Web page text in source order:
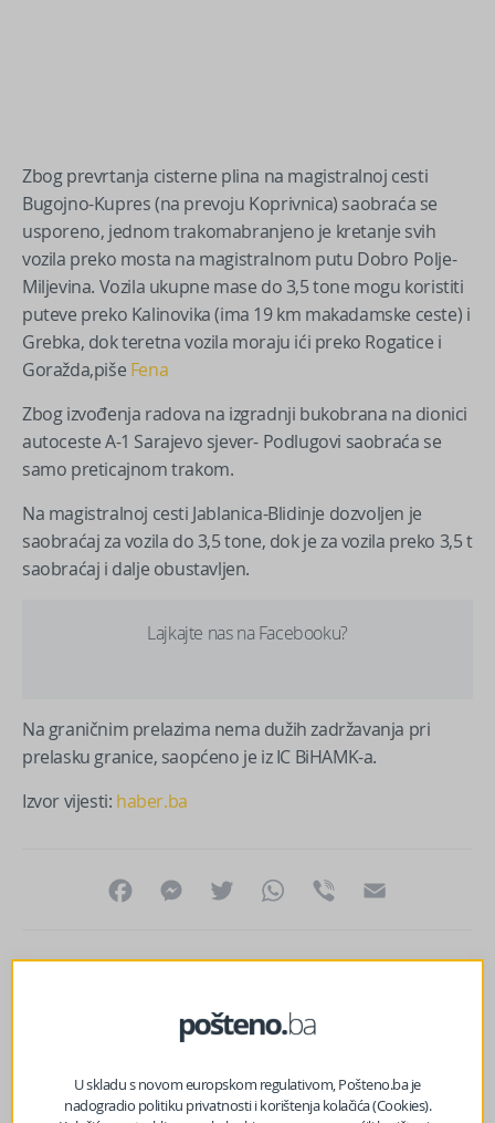
Zbog prevrtanja cisterne plina na magistralnoj cesti
Bugojno-Kupres (na prevoju Koprivnica) saobraća se
usporeno, jednom trakomabranjeno je kretanje svih
vozila preko mosta na magistralnom putu Dobro Polje-
Miljevina. Vozila ukupne mase do 3,5 tone mogu koristiti
puteve preko Kalinovika (ima 19 km makadamske ceste) i
Grebka, dok teretna vozila moraju ići preko Rogatice i
Goražda,piše Fena
Zbog izvođenja radova na izgradnji bukobrana na dionici
autoceste A-1 Sarajevo sjever- Podlugovi saobraća se
samo preticajnom trakom.
Na magistralnoj cesti Jablanica-Blidinje dozvoljen je
saobraćaj za vozila do 3,5 tone, dok je za vozila preko 3,5 t
saobraćaj i dalje obustavljen.
Lajkajte nas na Facebooku?
Na graničnim prelazima nema dužih zadržavanja pri
prelasku granice, saopćeno je iz IC BiHAMK-a.
Izvor vijesti: haber.ba
FacebookMessenger
Twitter WhatsApp
Viber
U skladu s novom europskom regulativom, Pošteno.ba je
nadogradio politiku privatnosti i korištenja kolačića (Cookies).